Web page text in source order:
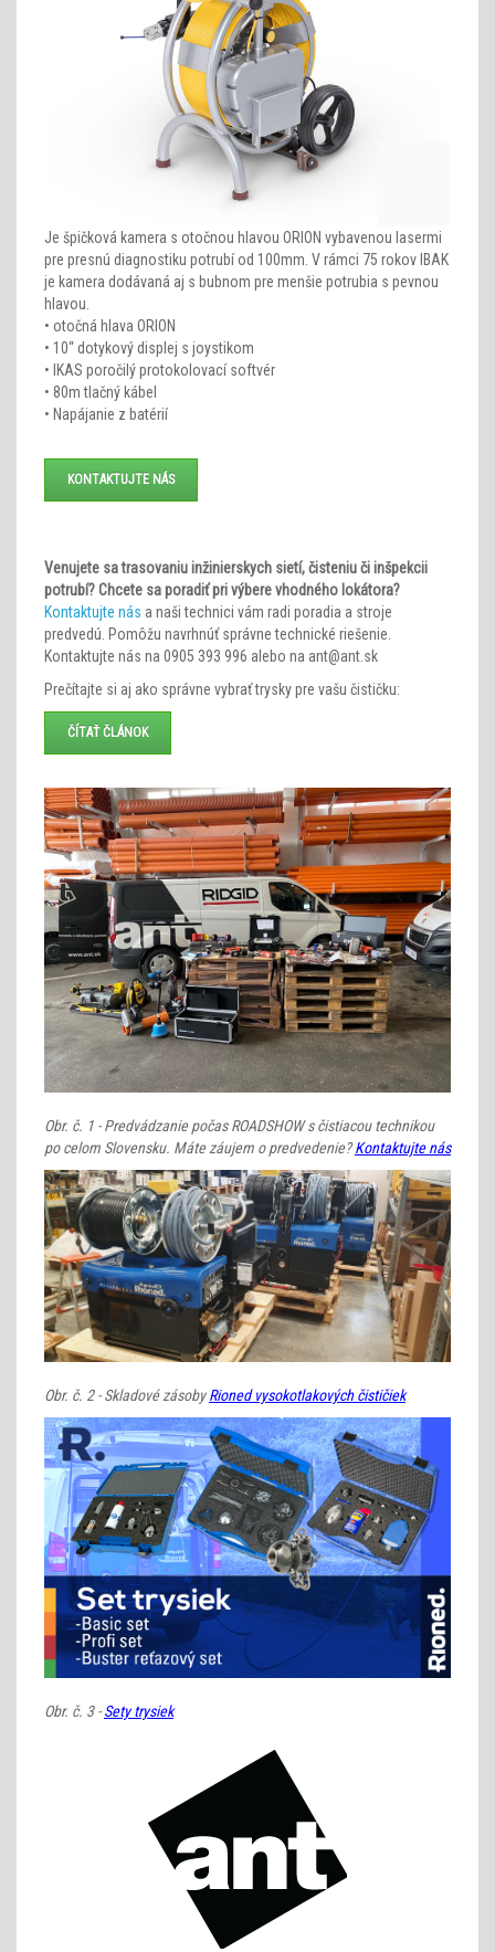
Je špičková kamera s otočnou hlavou ORION vybavenou lasermi
pre presnú diagnostiku potrubí od 100mm. V rámci 75 rokov IBAK
je kamera dodávaná aj s bubnom pre menšie potrubia s pevnou
hlavou.
• otočná hlava ORION
• 10“ dotykový displej s joystikom
• IKAS poročilý protokolovací softvér
• 80m tlačný kábel
• Napájanie z batérií
KONTAKTUJTE NÁS
Venujete sa trasovaniu inžinierskych sietí, čisteniu či inšpekcii
potrubí? Chcete sa poradiť pri výbere vhodného lokátora?
Kontaktujte nás a naši technici vám radi poradia a stroje
predvedú. Pomôžu navrhnúť správne technické riešenie.
Kontaktujte nás na 0905 393 996 alebo na ant@ant.sk
Prečítajte si aj ako správne vybrať trysky pre vašu čističku:
ČÍTAŤ ČLÁNOK
Obr. č. 1 - Predvádzanie počas ROADSHOW s čistiacou technikou
po celom Slovensku. Máte záujem o predvedenie?Kontaktujte nás
Obr. č. 2 - Skladové zásobyRioned vysokotlakových čističiek
Obr. č. 3 -Sety trysiek